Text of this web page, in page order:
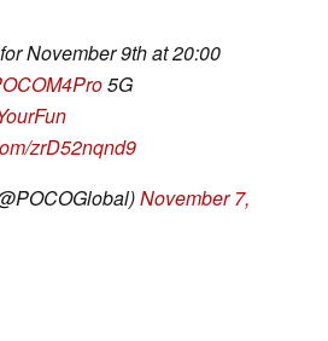
November 9th at 20:00
5G
zrD52nqnd9
November 7,